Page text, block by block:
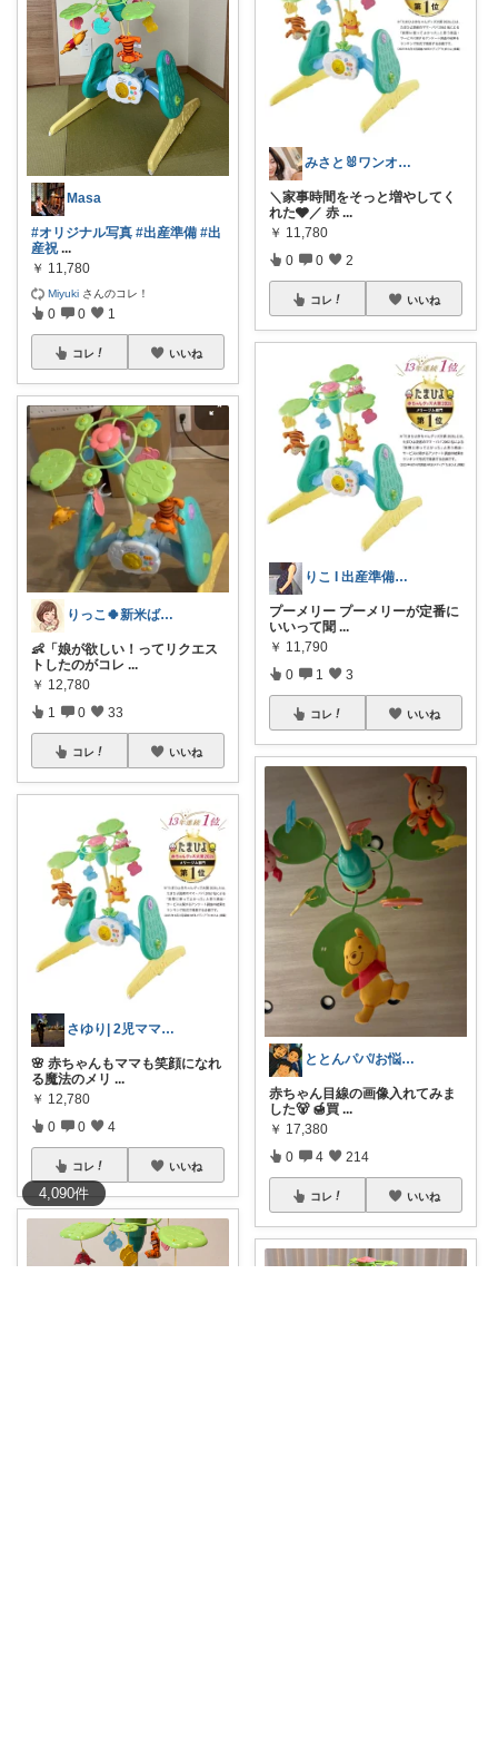
4,090件
Masa
#オリジナル写真 #出産準備 #出
産祝 ...
￥ 11,780
Miyuki さんのコレ！
0 0 1
コレ いいね
りっこ🍀新米ばぁばの子育て応援隊
👶「娘が欲しい！ってリクエス
トしたのがコレ ...
￥ 12,780
1 0 33
コレ いいね
さゆり| 2児ママお買い物メモ🧸
🌸 赤ちゃんもママも笑顔になれ
る魔法のメリ ...
￥ 12,780
0 0 4
コレ いいね
みさと🐰ワンオペ育児を少し楽にする
＼家事時間をそっと増やしてく
れた🩶／ 赤 ...
￥ 11,780
0 0 2
コレ いいね
りこ I 出産準備中👶(11/1予定)
プーメリー プーメリーが定番に
いいって聞 ...
￥ 11,790
0 1 3
コレ いいね
ととんパパ/お悩み解決グッズROOM
赤ちゃん目線の画像入れてみま
した🐻 🍯買 ...
￥ 17,380
0 4 214
コレ いいね